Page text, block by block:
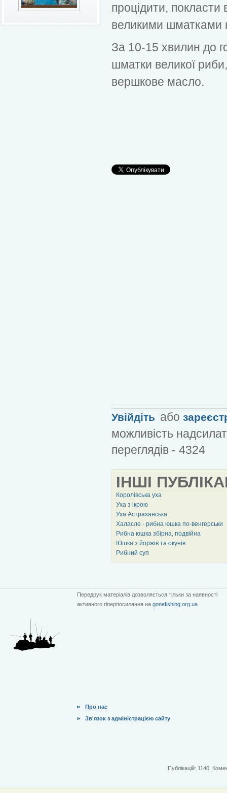
процідити, покласти
великими шматками
За 10-15 хвилин до
шматки великої
вершкове масло.
Увійдіть або
можливість
переглядів - 4324
ІНШІ
Королівська уха
Уха з ікрою
Уха Астраханська
Халасле - рибна юшка по-венгерськи
Рибна юшка збірна, подвійна
Юшка з йоржів та окунів
Рибний суп
Передрук матеріалів дозволяється тільки за наявності
активного гіперпосилання на gonefishing.org.ua
Про нас
Зв'язок з адміністрацією сайту
Публікацій: 1140.